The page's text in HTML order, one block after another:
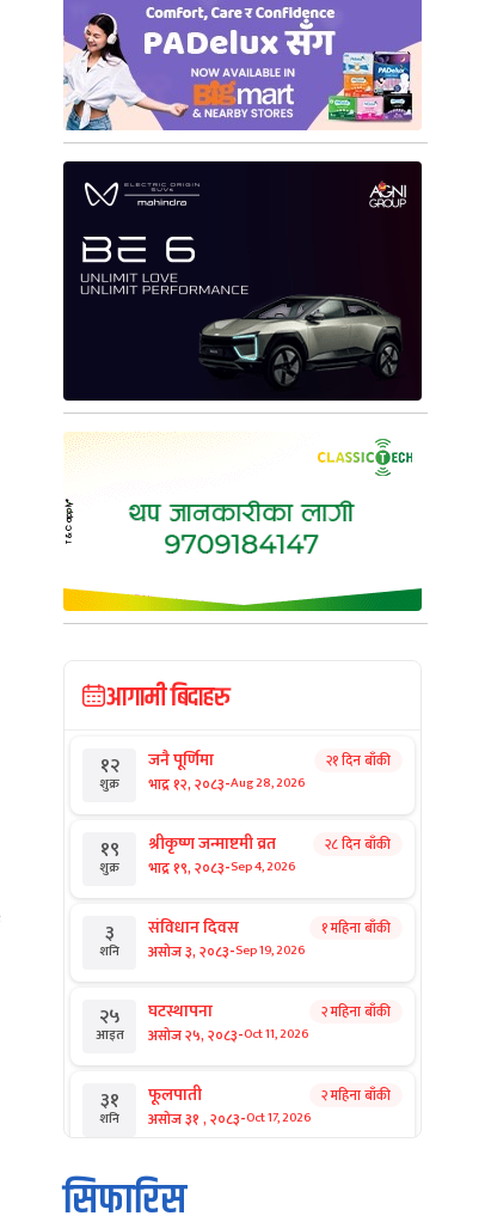
आगामी बिदाहरु
१२
शुक्र
जनै पूर्णिमा
भाद्र १२, २०८३-Aug 28, 2026
२१ दिन बाँकी
१९
शुक्र
श्रीकृष्ण जन्माष्टमी व्रत
भाद्र १९, २०८३-Sep 4, 2026
२८ दिन बाँकी
३
शनि
संविधान दिवस
असोज ३, २०८३-Sep 19, 2026
१ महिना बाँकी
२५
आइत
घटस्थापना
असोज २५, २०८३-Oct 11, 2026
२ महिना बाँकी
३१
शनि
फूलपाती
असोज ३१ , २०८३-Oct 17, 2026
२ महिना बाँकी
१
आइत
कार्तिक सङ्क्रान्ति
कार्तिक १, २०८३
सिफारिस